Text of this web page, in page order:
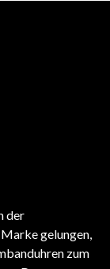
der
gelungen,
zum